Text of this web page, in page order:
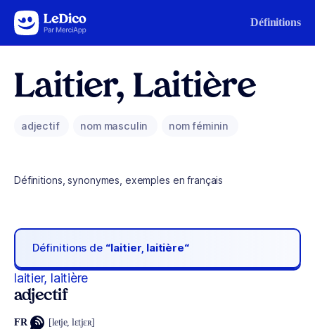
Aller au contenu Définitions
Laitier, Laitière
adjectif nom masculin nom féminin
Définitions, synonymes, exemples en français
Définitions de “laitier, laitière“
laitier, laitière
adjectif
FR [letje, lɛtjɛʀ]